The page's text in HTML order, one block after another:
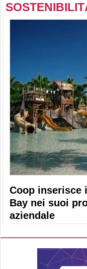
Coop inserisce
Bay nei suoi
aziendale